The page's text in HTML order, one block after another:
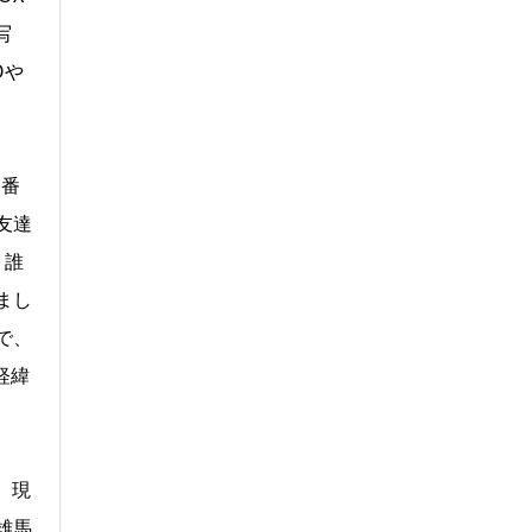
達
し
緯
現